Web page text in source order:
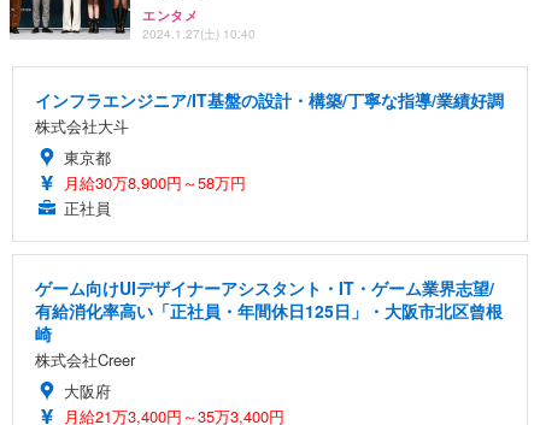
エンタメ
2024.1.27(土) 10:40
インフラエンジニア/IT基盤の設計・構築/丁寧な指導/業績好調
株式会社大斗
東京都
月給30万8,900円～58万円
正社員
ゲーム向けUIデザイナーアシスタント・IT・ゲーム業界志望/
有給消化率高い「正社員・年間休日125日」・大阪市北区曾根
崎
株式会社Creer
大阪府
月給21万3,400円～35万3,400円